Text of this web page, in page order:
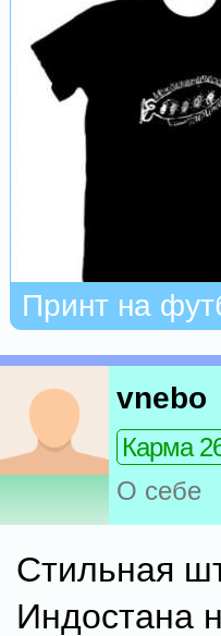
Принт на
vnebo
Карма
О себе
Стильная
Индостана